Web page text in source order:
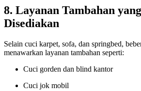
8. Layanan Tambahan
Disediakan
Selain cuci karpet, sofa, dan springbed,
menawarkan layanan tambahan seperti:
Cuci gorden dan blind kantor
Cuci jok mobil